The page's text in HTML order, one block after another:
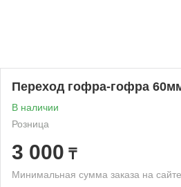
Переход гофра-гофра
В наличии
Розница
3 000 ₸
Минимальная сумма заказа на